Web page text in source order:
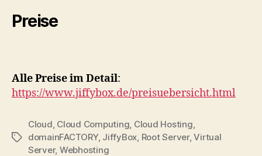
Preise
Alle Preise im Detail:
https://www.jiffybox.de/preisuebersicht.html
Tags
Cloud Cloud Computing Cloud Hosting
domainFACTORY, JiffyBox Root Server,Virtual
Server, Webhosting